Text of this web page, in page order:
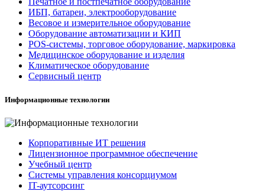
ИБП, батареи, электрооборудование
Весовое и измерительное оборудование
Оборудование автоматизации и КИП
POS-системы, торговое оборудование, маркировка
Медицинское оборудование и изделия
Климатическое оборудование
Сервисный центр
Информационные технологии
Корпоративные ИТ решения
Лицензионное программное обеспечение
Учебный центр
Системы управления консорциумом
IT-аутсорсинг